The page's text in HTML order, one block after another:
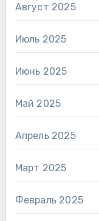
Август 2025
Июль 2025
Июнь 2025
Май 2025
Апрель 2025
Март 2025
Февраль 2025